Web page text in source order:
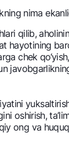
rozilik
markazi
78 148-00-10
nima
qilib,
hayotining
chеk
oshirish,
ong va